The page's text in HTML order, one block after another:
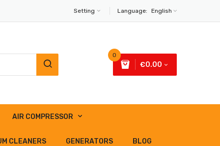
Language: English
Setting
0
€0.00
AIR COMPRESSOR
CLEANERS GENERATORS BLOG